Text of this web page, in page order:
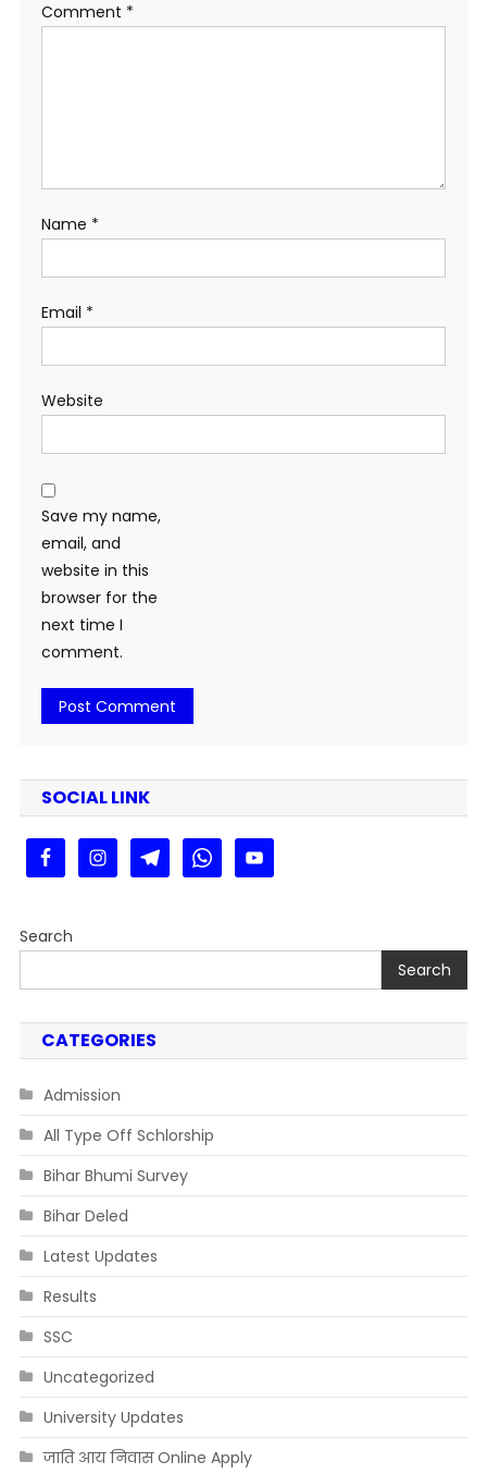
Comment *
Name *
Email *
Website
Save my name,
email, and
website in this
browser for the
next time I
comment.
SOCIAL LINK
Search
Search
CATEGORIES
Admission
All Type Off Schlorship
Bihar Bhumi Survey
Bihar Deled
Latest Updates
Results
SSC
Uncategorized
University Updates
जाति आय निवास Online Apply